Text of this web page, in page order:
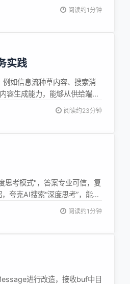
Terraform 中的 AWS 提
阅读约1分钟
实践
如信息流种草内容、搜索消
容生成能力，能够从供给端缓
态的建立。过去一年，我们
阅读约23分钟
思考模式"，答案专业可信，复
夸克AI搜索“深度思考”，能够
题，“深度思考”能够高效、极
阅读约1分钟
进行改造，接收buf中目